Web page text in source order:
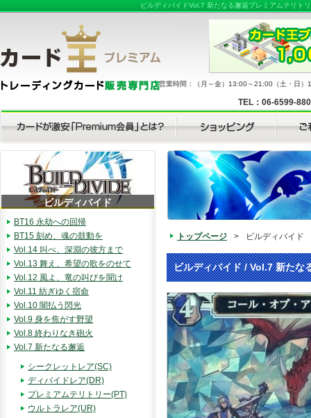
ビルディバイドVol.7 新たなる邂逅プレミアムテリト
営業時間：（月～金）13:00～21:00（土・日
TEL：06-6599-
トップページ > ビルディバイド
ビルディバイド / Vol.7 新たな
ビルディバイド
BT16 永劫への回帰
BT15 刻め、魂の鼓動を
Vol.14 叫べ、深淵の彼方まで
Vol.13 舞え、希望の歌をのせて
Vol.12 風よ、竜の叫びを聞け
Vol.11 紡ぎゆく宿命
Vol.10 闇払う閃光
Vol.9 身を焦がす野望
Vol.8 終わりなき砲火
Vol.7 新たなる邂逅
シークレットレア(SC)
ディバイドレア(DR)
プレミアムテリトリー(PT)
ウルトラレア(UR)